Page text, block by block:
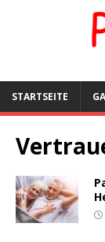
STARTSEITE